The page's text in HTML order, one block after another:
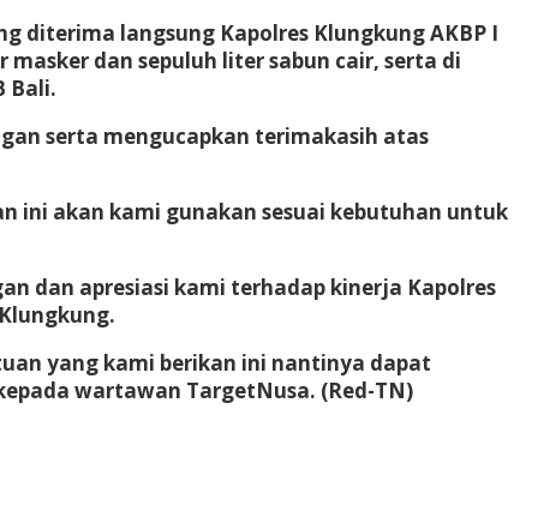
diterima langsung Kapolres Klungkung AKBP I
masker dan sepuluh liter sabun cair, serta di
Bali.
serta mengucapkan terimakasih atas
ini akan kami gunakan sesuai kebutuhan untuk
dan apresiasi kami terhadap kinerja Kapolres
yang kami berikan ini nantinya dapat
wartawan TargetNusa. (Red-TN)